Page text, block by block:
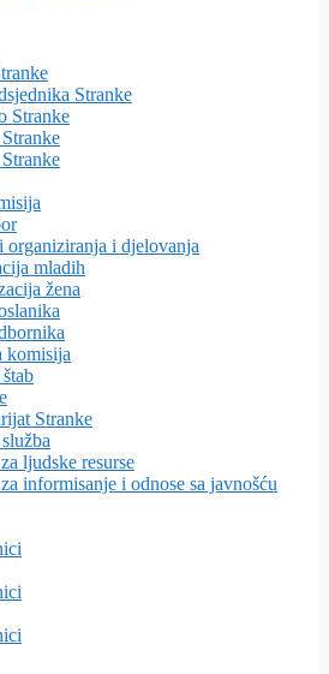
Stranke
Stranke
organiziranja i djelovanja
mladih
žena
komisija
Stranke
ljudske resurse
informisanje i odnose sa javnošću